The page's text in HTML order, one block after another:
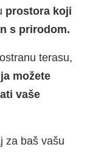
prostora koji
s prirodom.
terasu,
možete
vaše
za baš vašu